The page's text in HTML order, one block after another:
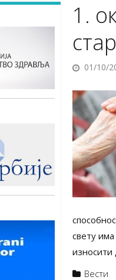
1.
01/10/
свету
износити
Вести